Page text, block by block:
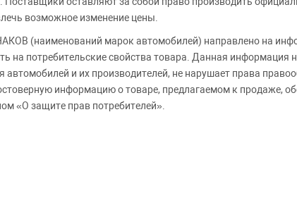
возможное изменение цены.
(наименований марок автомобилей) направлено на
на потребительские свойства товара. Данная информация
и их производителей, не нарушает права
информацию о товаре, предлагаемом к продаже,
«О защите прав потребителей».